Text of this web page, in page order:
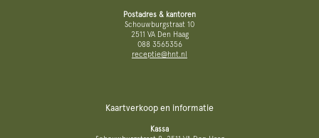
Postadres & kantoren
Schouwburgstraat 10
2511 VA Den Haag
088 3565356
receptie@hnt.nl
Kaartverkoop en informatie
Kassa